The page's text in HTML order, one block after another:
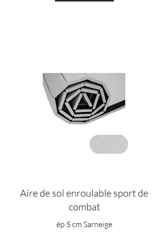
Aire de sol enroulable sport de
combat
ép 5 cm Sarneige